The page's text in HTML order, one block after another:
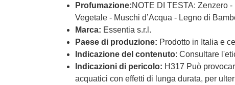
Profumazione:NOTE DI TESTA: Zenzero
Vegetale - Muschi d’Acqua - Legno di
Marca: Essentia s.r.l.
Paese di produzione: Prodotto in Italia e
Indicazione del contenuto: Consultare
Indicazioni di pericolo: H317 Può
acquatici con effetti di lunga durata, per